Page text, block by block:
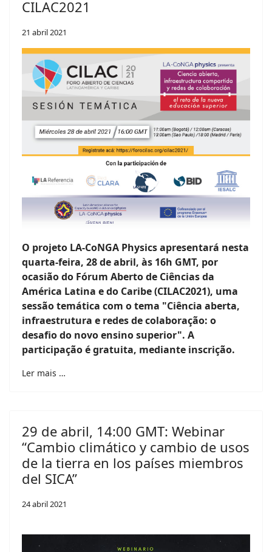
CILAC2021
21 abril 2021
O projeto LA-CoNGA Physics apresentará nesta
quarta-feira, 28 de abril, às 16h GMT, por
ocasião do Fórum Aberto de Ciências da
América Latina e do Caribe (CILAC2021), uma
sessão temática com o tema "Ciência aberta,
infraestrutura e redes de colaboração: o
desafio do novo ensino superior". A
participação é gratuita, mediante inscrição.
Ler mais …
29 de abril, 14:00 GMT: Webinar
“Cambio climático y cambio de usos
de la tierra en los países miembros
del SICA”
24 abril 2021